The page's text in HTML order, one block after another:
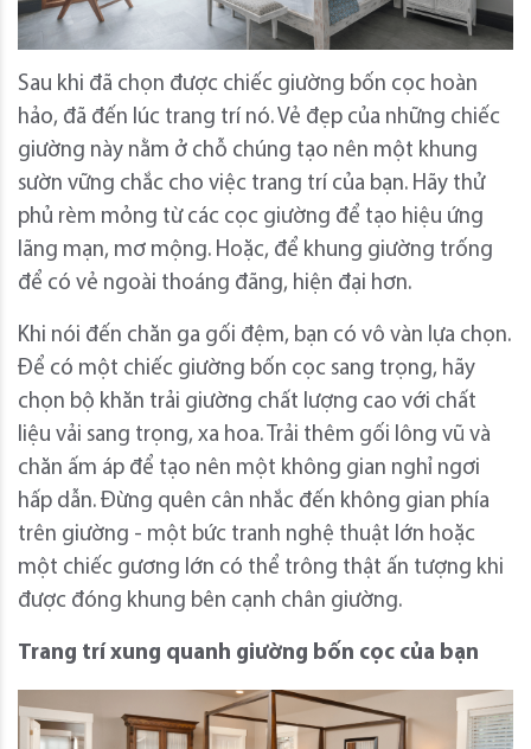
Sau khi đã chọn được chiếc giường bốn cọc hoàn
hảo, đã đến lúc trang trí nó. Vẻ đẹp của những chiếc
giường này nằm ở chỗ chúng tạo nên một khung
sườn vững chắc cho việc trang trí của bạn. Hãy thử
phủ rèm mỏng từ các cọc giường để tạo hiệu ứng
lãng mạn, mơ mộng. Hoặc, để khung giường trống
để có vẻ ngoài thoáng đãng, hiện đại hơn.
Khi nói đến chăn ga gối đệm, bạn có vô vàn lựa chọn.
Để có một chiếc giường bốn cọc sang trọng, hãy
chọn bộ khăn trải giường chất lượng cao với chất
liệu vải sang trọng, xa hoa. Trải thêm gối lông vũ và
chăn ấm áp để tạo nên một không gian nghỉ ngơi
hấp dẫn. Đừng quên cân nhắc đến không gian phía
trên giường - một bức tranh nghệ thuật lớn hoặc
một chiếc gương lớn có thể trông thật ấn tượng khi
được đóng khung bên cạnh chân giường.
Trang trí xung quanh giường bốn cọc của bạn